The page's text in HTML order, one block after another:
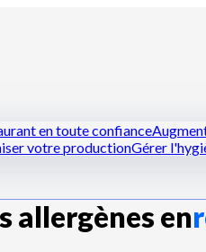
en toute confiance
votre productionGérer
allergènes en